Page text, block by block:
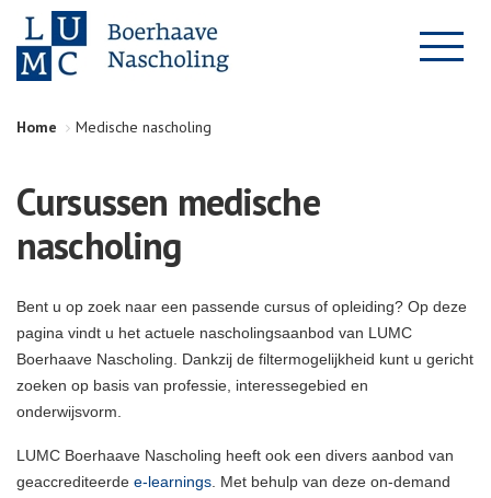
Home Medische nascholing
Cursussen medische
nascholing
Bent u op zoek naar een passende cursus of opleiding? Op deze
pagina vindt u het actuele nascholingsaanbod van LUMC
Boerhaave Nascholing. Dankzij de filtermogelijkheid kunt u gericht
zoeken op basis van professie, interessegebied en
onderwijsvorm.
LUMC Boerhaave Nascholing heeft ook een divers aanbod van
geaccrediteerde e-learnings . Met behulp van deze on-demand